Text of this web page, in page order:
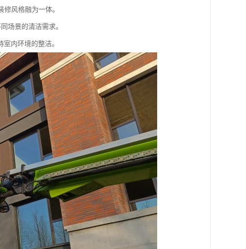
风格融为一体。
场景的清洁需求。
内环境的整洁。